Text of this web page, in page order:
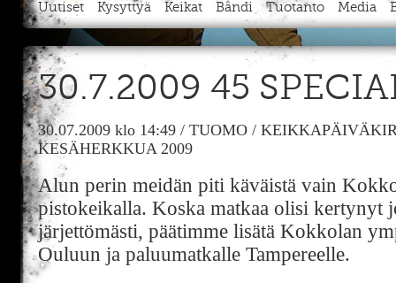
Uutiset Kysyttyä Keikat Bändi Tuotanto Media
30.7.2009 45
30.07.2009 klo 14:49 / TUOMO /
KESÄHERKKUA 2009
Alun perin meidän piti käväistä vain
pistokeikalla. Koska matkaa olisi kertynyt
järjettömästi, päätimme lisätä Kokkolan
Ouluun ja paluumatkalle Tampereelle.